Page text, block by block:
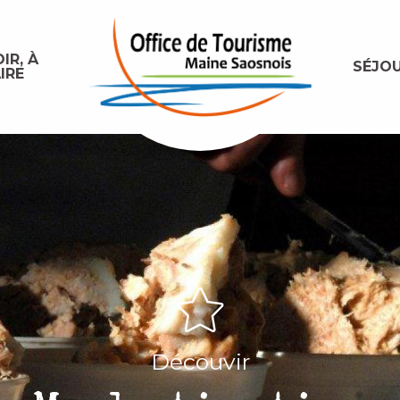
À
Découvir